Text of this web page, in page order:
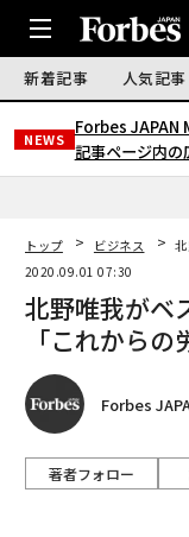
新着記事 人気記事
NEWS
Forbes JAPAN
記事ページ内の
トップ ビジネス
2020.09.01 07:30
北野唯我がベ
「これからの
Forbes
著者フォロー